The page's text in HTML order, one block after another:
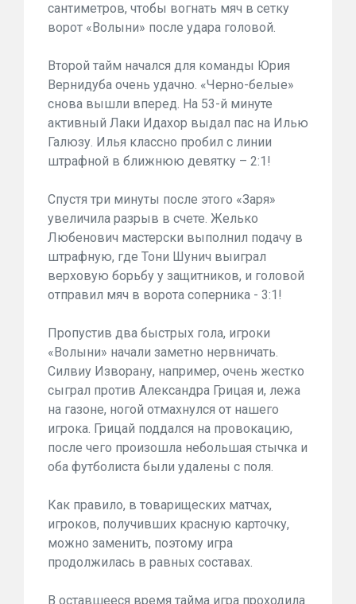
сантиметров, чтобы вогнать мяч в сетку
ворот «Волыни» после удара головой.
Второй тайм начался для команды Юрия
Вернидуба очень удачно. «Черно-белые»
снова вышли вперед. На 53-й минуте
активный Лаки Идахор выдал пас на Илью
Галюзу. Илья классно пробил с линии
штрафной в ближнюю девятку – 2:1!
Спустя три минуты после этого «Заря»
увеличила разрыв в счете. Желько
Любенович мастерски выполнил подачу в
штрафную, где Тони Шунич выиграл
верховую борьбу у защитников, и головой
отправил мяч в ворота соперника - 3:1!
Пропустив два быстрых гола, игроки
«Волыни» начали заметно нервничать.
Силвиу Изворану, например, очень жестко
сыграл против Александра Грицая и, лежа
на газоне, ногой отмахнулся от нашего
игрока. Грицай поддался на провокацию,
после чего произошла небольшая стычка и
оба футболиста были удалены с поля.
Как правило, в товарищеских матчах,
игроков, получивших красную карточку,
можно заменить, поэтому игра
продолжилась в равных составах.
В оставшееся время тайма игра проходила